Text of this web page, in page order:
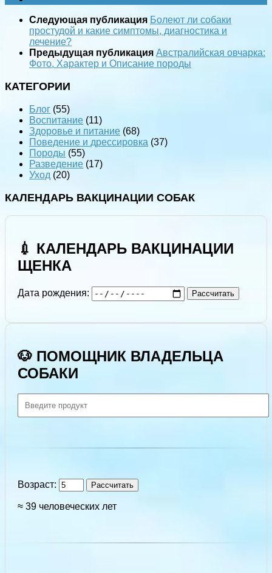
Следующая публикация Болеют ли собаки
простудой и какие симптомы, диагностика и
лечение?
Предыдущая публикация Австралийская овчарка:
Фото, Характер и Описание породы
КАТЕГОРИИ
Блог (55)
Воспитание (11)
Здоровье и питание (68)
Поведение и дрессировка (37)
Породы (55)
Разведение (17)
Уход (20)
КАЛЕНДАРЬ ВАКЦИНАЦИИ СОБАК
💉 КАЛЕНДАРЬ ВАКЦИНАЦИИ
ЩЕНКА
Дата рождения: Рассчитать
🐶 ПОМОЩНИК ВЛАДЕЛЬЦА
СОБАКИ
Возраст: Рассчитать
≈ 39 человеческих лет